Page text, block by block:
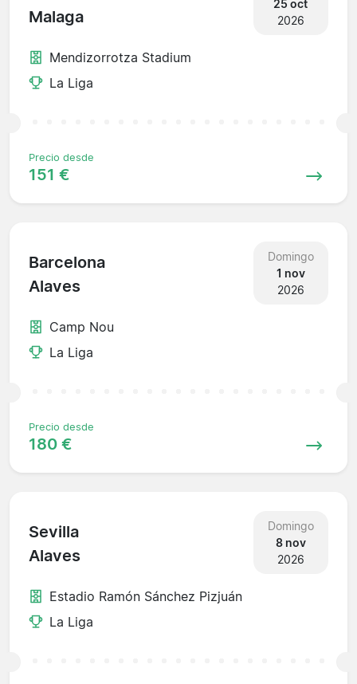
Malaga
25 oct
2026
Mendizorrotza Stadium
La Liga
Precio desde
151 €
Barcelona
Alaves
Domingo
1 nov
2026
Camp Nou
La Liga
Precio desde
180 €
Sevilla
Alaves
Domingo
8 nov
2026
Estadio Ramón Sánchez Pizjuán
La Liga